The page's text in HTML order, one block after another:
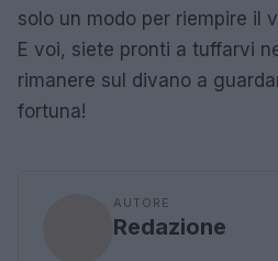
solo un modo per riempire il
E voi, siete pronti a tuffarvi
rimanere sul divano a
fortuna!
AUTORE
Redazione